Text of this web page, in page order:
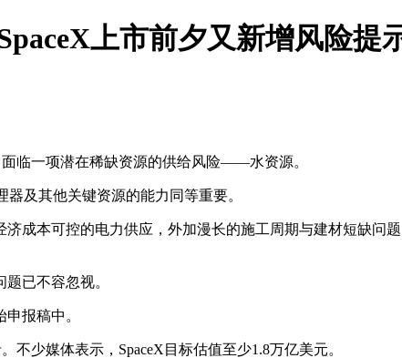
上市前夕又新增风险提
临一项潜在稀缺资源的供给风险——水资源。
及其他关键资源的能力同等重要。
本可控的电力供应，外加漫长的施工周期与建材短缺问
已不容忽视。
报稿中。
少媒体表示，SpaceX目标估值至少1.8万亿美元。